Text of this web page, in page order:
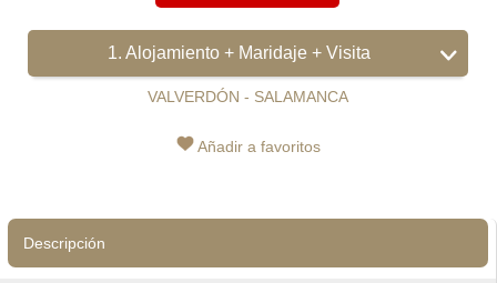
1. Alojamiento + Maridaje + Visita
VALVERDÓN - SALAMANCA
Añadir a favoritos
Descripción